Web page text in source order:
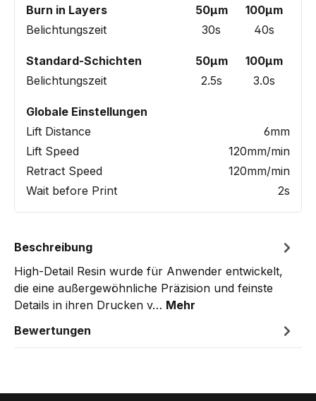
Burn in Layers 50µm
100µm
Belichtungszeit
30s 40s
Standard-Schichten 50µm
100µm
Belichtungszeit
2.5s 3.0s
Globale Einstellungen
Lift Distance
6mm
Lift Speed
120mm/min
Retract Speed
120mm/min
Wait before Print
2s
Beschreibung
High-Detail Resin wurde für Anwender entwickelt,
die eine außergewöhnliche Präzision und feinste
Details in ihren Drucken v… Mehr
Bewertungen